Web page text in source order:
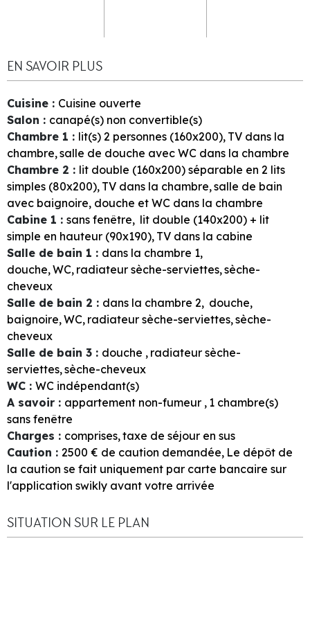
EN SAVOIR PLUS
Cuisine : Cuisine ouverte
Salon : canapé(s) non convertible(s)
Chambre 1 : lit(s) 2 personnes (160x200) TV dans la
chambre salle de douche avec WC dans la chambre
Chambre 2 : lit double (160x200) séparable en 2 lits
simples (80x200) TV dans la chambre salle de bain
avec baignoire, douche et WC dans la chambre
Cabine 1 : sans fenêtre
lit double (140x200) + lit
simple en hauteur (90x190) TV dans la cabine
Salle de bain 1 : dans la chambre 1
douche WC radiateur sèche-serviettes sèche-
cheveux
Salle de bain 2 : dans la chambre 2
douche
baignoire WC radiateur sèche-serviettes sèche-
cheveux
Salle de bain 3 : douche
radiateur sèche-
serviettes sèche-cheveux
WC : WC indépendant(s)
A savoir : appartement non-fumeur 1 chambre(s)
sans fenêtre
Charges : comprises taxe de séjour en sus
Caution : 2500 € de caution demandée Le dépôt de
la caution se fait uniquement par carte bancaire sur
l'application swikly avant votre arrivée
SITUATION SUR LE PLAN